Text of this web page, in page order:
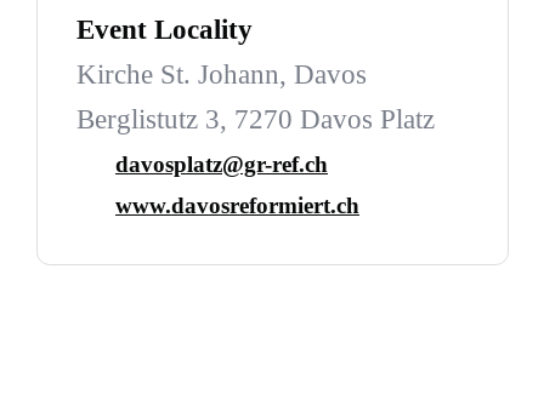
Event Locality
Kirche St. Johann, Davos
Berglistutz 3, 7270 Davos Platz
davosplatz@gr-ref.ch
www.davosreformiert.ch